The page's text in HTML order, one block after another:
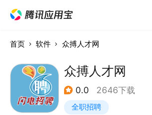
首页 软件 众搏人才网
众搏人才网
0.0 2646下载
全职招聘